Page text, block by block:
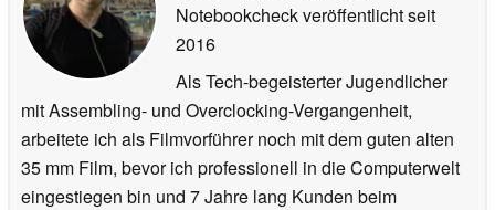
Notebookcheck veröffentlichtseit
2016
Als Tech-begeisterter Jugendlicher
mit Assembling- und Overclocking-Vergangenheit,
arbeitete ich als Filmvorführer noch mit dem guten alten
35 mm Film, bevor ich professionell in die Computerwelt
eingestiegen bin und 7 Jahre lang Kunden beim